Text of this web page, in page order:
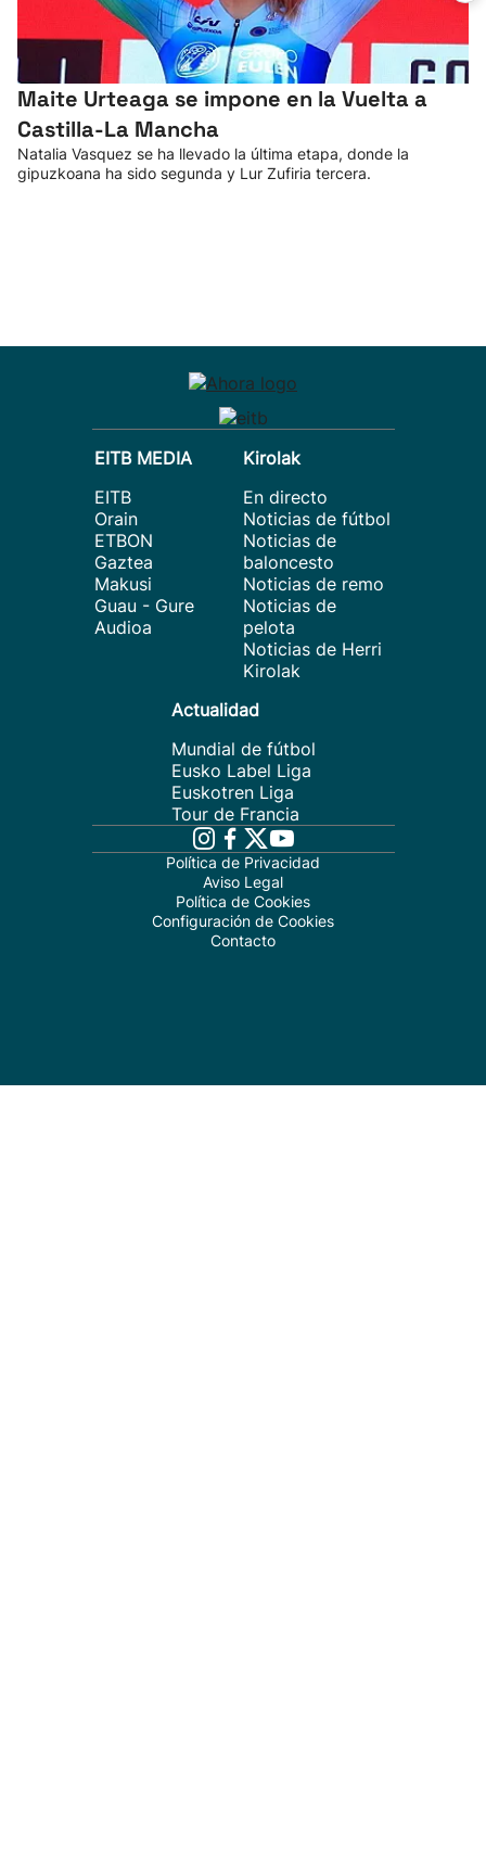
Maite Urteaga se impone en la Vuelta a
Castilla-La Mancha
Natalia Vasquez se ha llevado la última etapa, donde la
gipuzkoana ha sido segunda y Lur Zufiria tercera.
EITB MEDIA
EITB
Orain
ETBON
Gaztea
Makusi
Guau - Gure
Audioa
Kirolak
En directo
Noticias de fútbol
Noticias de
baloncesto
Noticias de remo
Noticias de
pelota
Noticias de Herri
Kirolak
Actualidad
Mundial de fútbol
Eusko Label Liga
Euskotren Liga
Tour de Francia
Política de Privacidad
Aviso Legal
Política de Cookies
Configuración de Cookies
Contacto